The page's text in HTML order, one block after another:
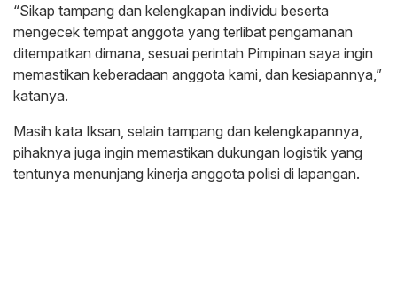
“Sikap tampang dan kelengkapan individu beserta
mengecek tempat anggota yang terlibat pengamanan
ditempatkan dimana, sesuai perintah Pimpinan saya ingin
memastikan keberadaan anggota kami, dan kesiapannya,”
katanya.
Masih kata Iksan, selain tampang dan kelengkapannya,
pihaknya juga ingin memastikan dukungan logistik yang
tentunya menunjang kinerja anggota polisi di lapangan.